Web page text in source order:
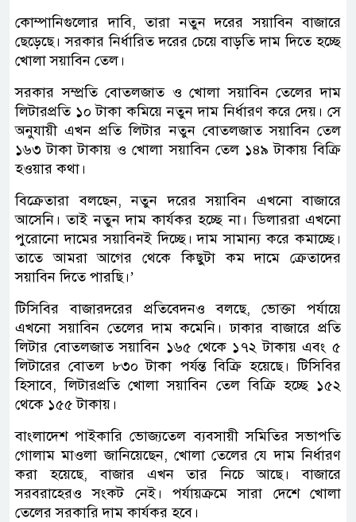
কোম্পানিগুলোর দাবি, তারা নতুন দরের সয়াবিন বাজারে
ছেড়েছে। সরকার নির্ধারিত দরের চেয়ে বাড়তি দাম দিতে হচ্ছে
খোলা সয়াবিন তেল।
সরকার সম্প্রতি বোতলজাত ও খোলা সয়াবিন তেলের দাম
লিটারপ্রতি ১০ টাকা কমিয়ে নতুন দাম নির্ধারণ করে দেয়। সে
অনুযায়ী এখন প্রতি লিটার নতুন বোতলজাত সয়াবিন তেল
১৬৩ টাকা টাকায় ও খোলা সয়াবিন তেল ১৪৯ টাকায় বিক্রি
হওয়ার কথা।
বিক্রেতারা বলছেন, নতুন দরের সয়াবিন এখনো বাজারে
আসেনি। তাই নতুন দাম কার্যকর হচ্ছে না। ডিলাররা এখনো
পুরোনো দামের সয়াবিনই দিচ্ছে। দাম সামান্য করে কমাচ্ছে।
তাতে আমরা আগের থেকে কিছুটা কম দামে ক্রেতাদের
সয়াবিন দিতে পারছি।’
টিসিবির বাজারদরের প্রতিবেদনও বলছে, ভোক্তা পর্যায়ে
এখনো সয়াবিন তেলের দাম কমেনি। ঢাকার বাজারে প্রতি
লিটার বোতলজাত সয়াবিন ১৬৫ থেকে ১৭২ টাকায় এবং ৫
লিটারের বোতল ৮৩০ টাকা পর্যন্ত বিক্রি হয়েছে। টিসিবির
হিসাবে, লিটারপ্রতি খোলা সয়াবিন তেল বিক্রি হচ্ছে ১৫২
থেকে ১৫৫ টাকায়।
বাংলাদেশ পাইকারি ভোজ্যতেল ব্যবসায়ী সমিতির সভাপতি
গোলাম মাওলা জানিয়েছেন, খোলা তেলের যে দাম নির্ধারণ
করা হয়েছে, বাজার এখন তার নিচে আছে। বাজারে
সরবরাহেরও সংকট নেই। পর্যায়ক্রমে সারা দেশে খোলা
তেলের সরকারি দাম কার্যকর হবে।